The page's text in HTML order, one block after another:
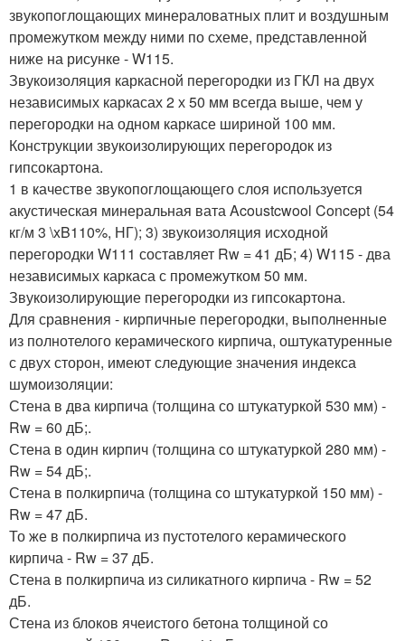
звукопоглощающих минераловатных плит и воздушным
промежутком между ними по схеме, представленной
ниже на рисунке - W115.
Звукоизоляция каркасной перегородки из ГКЛ на двух
независимых каркасах 2 х 50 мм всегда выше, чем у
перегородки на одном каркасе шириной 100 мм.
Конструкции звукоизолирующих перегородок из
гипсокартона.
1 в качестве звукопоглощающего слоя используется
акустическая минеральная вата Acoustcwool Concept (54
кг/м 3 \xB110%, НГ); 3) звукоизоляция исходной
перегородки W111 составляет Rw = 41 дБ; 4) W115 - два
независимых каркаса с промежутком 50 мм.
Звукоизолирующие перегородки из гипсокартона.
Для сравнения - кирпичные перегородки, выполненные
из полнотелого керамического кирпича, оштукатуренные
с двух сторон, имеют следующие значения индекса
шумоизоляции:
Стена в два кирпича (толщина со штукатуркой 530 мм) -
Rw = 60 дБ;.
Стена в один кирпич (толщина со штукатуркой 280 мм) -
Rw = 54 дБ;.
Стена в полкирпича (толщина со штукатуркой 150 мм) -
Rw = 47 дБ.
То же в полкирпича из пустотелого керамического
кирпича - Rw = 37 дБ.
Стена в полкирпича из силикатного кирпича - Rw = 52
дБ.
Стена из блоков ячеистого бетона толщиной со